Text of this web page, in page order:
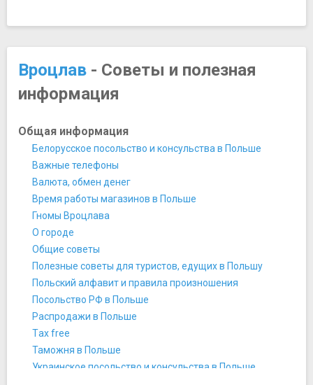
Скульптура «Животные на забой»
Японский сад - Щитницкий парк
Площади, улицы, фонтаны, районы
Пляжи, аквапарки, купальни, бани, аквариумы
Вроцлавский аквапарк
Спортивные сооружения
Городской стадион Вроцлава
Театры и концертные залы
Вроцлавская опера
Храмы, соборы, монастыри
Вроцлавский собор
Синагога под Белым Аистом
Собор Св. Марии Магдалины
Церковь Святого Креста
Церковь Святой Елизаветы
Прочее
Вроцлавский университет
Грюнвальдский мост
Вроцлав - Советы и полезная
информация
Общая информация
Белорусское посольство и консульства в Польше
Важные телефоны
Валюта, обмен денег
Время работы магазинов в Польше
Гномы Вроцлава
О городе
Общие советы
Полезные советы для туристов, едущих в Польшу
Польский алфавит и правила произношения
Посольство РФ в Польше
Распродажи в Польше
Тax free
Таможня в Польше
Украинское посольство и консульства в Польше